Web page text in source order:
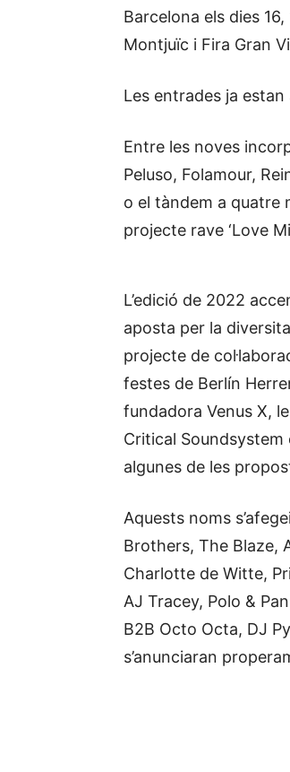
Barcelona els dies
Montjuïc i Fira Gran
Les entrades ja
Entre les noves
Peluso, Folamour,
o el tàndem a quatre
projecte rave ‘Love
L’edició de 2022
aposta per la
projecte de
festes de Berlín
fundadora Venus X,
Critical Soundsystem
algunes de les
Aquests noms
Brothers, The Blaze,
Charlotte de Witte,
AJ Tracey, Polo &
B2B Octo Octa, DJ
s’anunciaran